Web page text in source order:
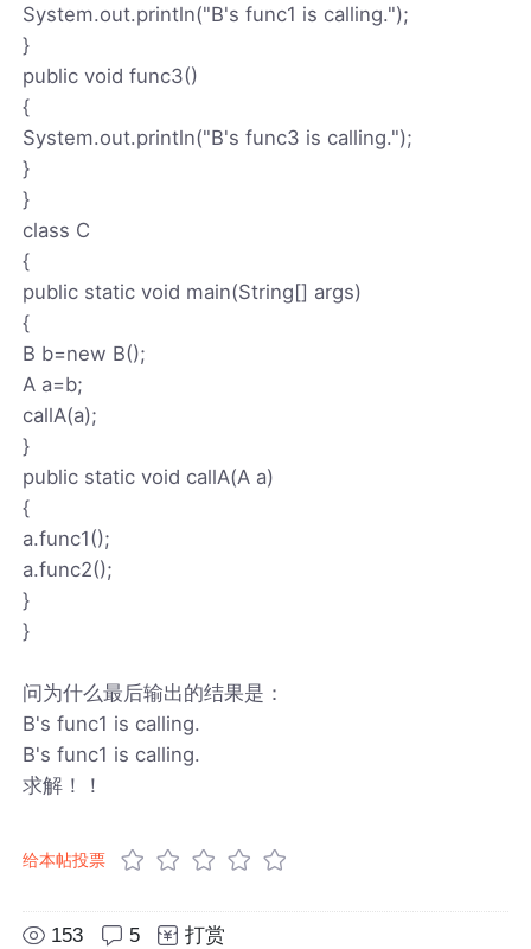
System.out.println("B's func1 is calling.");
}
public void func3()
{
System.out.println("B's func3 is calling.");
}
}
class C
{
public static void main(String[] args)
{
B b=new B();
A a=b;
callA(a);
}
public static void callA(A a)
{
a.func1();
a.func2();
}
}
问为什么最后输出的结果是：
B's func1 is calling.
B's func1 is calling.
求解！！
给本帖投票
153 5 打赏